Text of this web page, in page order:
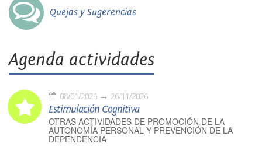
Quejas y Sugerencias
Agenda actividades
08/01/2026 26/11/2026
Estimulación Cognitiva
OTRAS ACTIVIDADES DE PROMOCIÓN DE LA
AUTONOMÍA PERSONAL Y PREVENCIÓN DE LA
DEPENDENCIA